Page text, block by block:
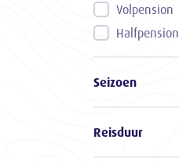
Volpension
Halfpension
Seizoen
Reisduur